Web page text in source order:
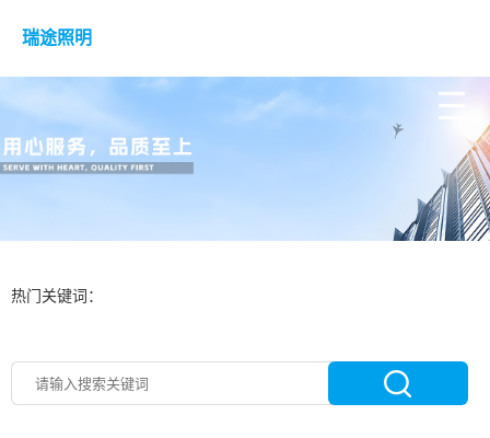
瑞途照明
热门关键词：